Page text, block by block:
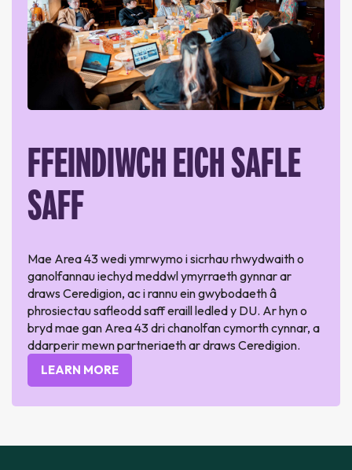
FFEINDIWCH EICH SAFLE
SAFF
Mae Area 43 wedi ymrwymo i sicrhau rhwydwaith o
ganolfannau iechyd meddwl ymyrraeth gynnar ar
draws Ceredigion, ac i rannu ein gwybodaeth â
phrosiectau safleodd saff eraill ledled y DU. Ar hyn o
bryd mae gan Area 43 dri chanolfan cymorth cynnar, a
ddarperir mewn partneriaeth ar draws Ceredigion.
LEARN MORE